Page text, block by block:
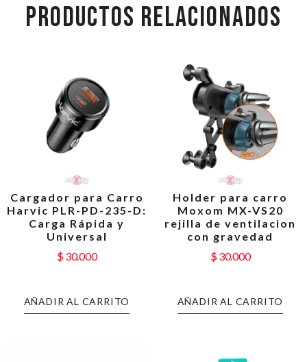
PRODUCTOS RELACIONADOS
Cargador para Carro
Harvic PLR-PD-235-D:
Carga Rápida y
Universal
$30.000
AÑADIR AL CARRITO
Holder para carro
Moxom MX-VS20
rejilla de ventilacion
con gravedad
$30.000
AÑADIR AL CARRITO